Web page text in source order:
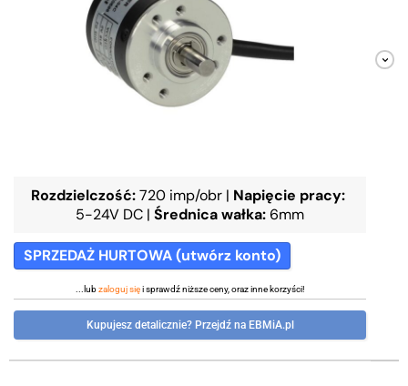
Rozdzielczość:720 imp/obr | Napięcie pracy:
5-24V DC | Średnica wałka:6mm
SPRZEDAŻ HURTOWA (utwórz konto)
...lubzaloguj sięi sprawdź niższe ceny, oraz inne korzyści!
Kupujesz detalicznie? Przejdź na EBMiA.pl